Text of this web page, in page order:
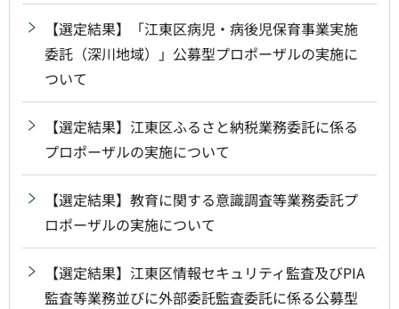
【選定結果】「江東区病児・病後児保育事業実施
委託（深川地域）」公募型プロポーザルの実施に
ついて
【選定結果】江東区ふるさと納税業務委託に係る
プロポーザルの実施について
【選定結果】教育に関する意識調査等業務委託プ
ロポーザルの実施について
【選定結果】江東区情報セキュリティ監査及びPIA
監査等業務並びに外部委託監査委託に係る公募型